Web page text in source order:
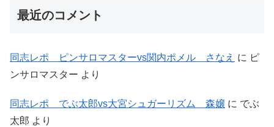
最近のコメント
同志レポ ピンサロマスターvs関内ポメル さなえ に ピ
ンサロマスター より
同志レポ でぶ太郎vs大宮シュガーリズム 森嬢 に でぶ
太郎 より